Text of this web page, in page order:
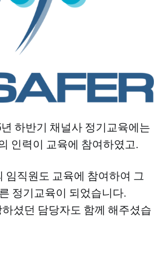
하반기 채널사 정기교육에는
인력이 교육에 참여하였고.
임직원도 교육에 참여하여 그
정기교육이 되었습니다.
셨던 담당자도 함께 해주셨습